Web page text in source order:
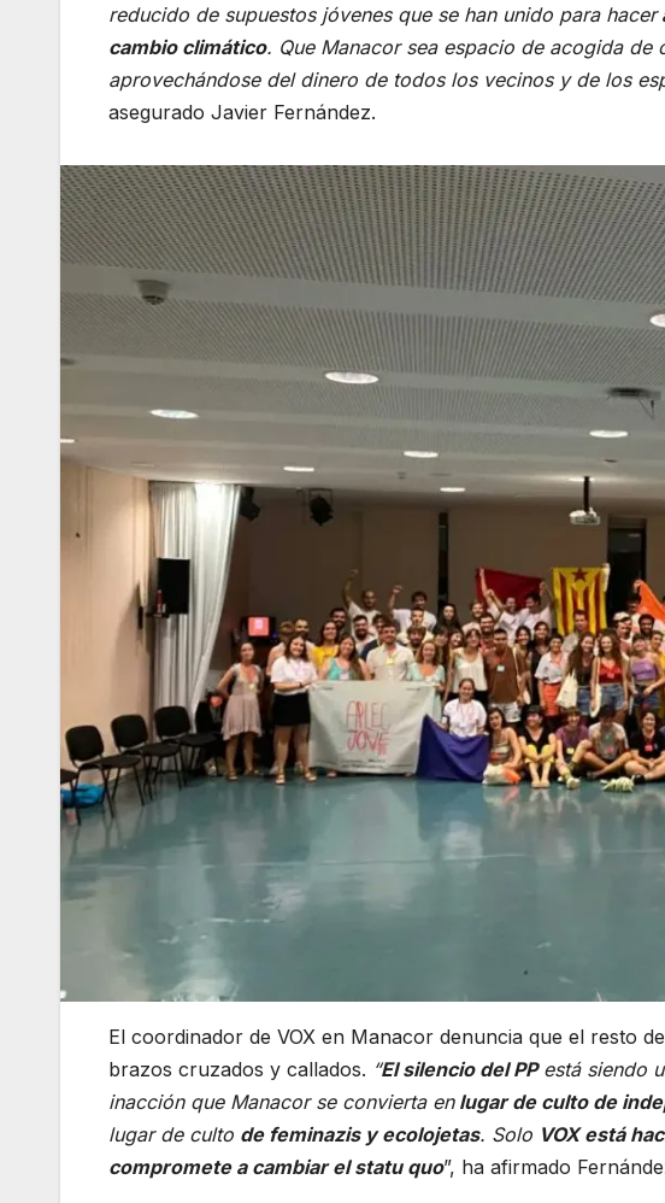
reducido de supuestos jóvenes que se han unido para hacer
cambio climático. Que Manacor sea espacio de acogida de
aprovechándose del dinero de todos los vecinos y de los
asegurado Javier Fernández.
El coordinador de VOX en Manacor denuncia que el resto
brazos cruzados y callados. “El silencio del PPestá siendo
inacción que Manacor se convierta enlugar de culto de
lugar de culto de feminazis y ecolojetas. Solo VOX está
compromete a cambiar el statu quo”, ha afirmado